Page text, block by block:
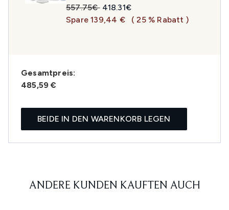
Unverbindliche Preisempfehlung:
557.75€ Aktueller Preis:
418.31€
Spare 139,44 €
( 25 % Rabatt )
Gesamtpreis:
485,59 €
BEIDE IN DEN WARENKORB LEGEN
ANDERE KUNDEN KAUFTEN AUCH